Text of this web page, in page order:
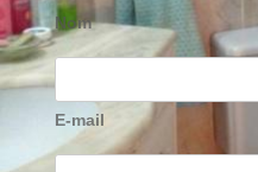
Nom
E-mail